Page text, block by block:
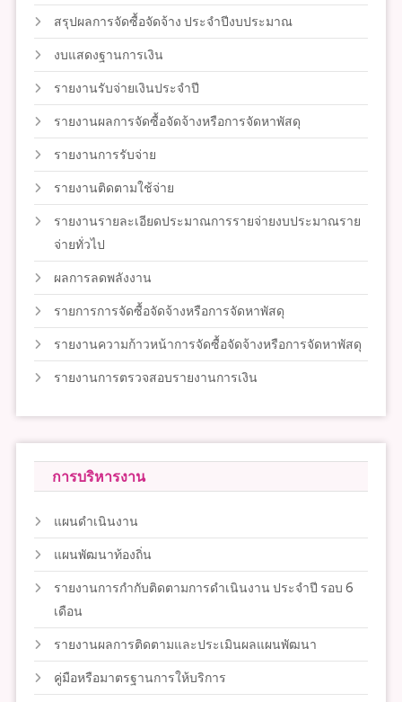
สรุปผลการจัดซื้อจัดจ้าง ประจำปีงบประมาณ
งบแสดงฐานการเงิน
รายงานรับจ่ายเงินประจำปี
รายงานผลการจัดซื้อจัดจ้างหรือการจัดหาพัสดุ
รายงานการรับจ่าย
รายงานติดตามใช้จ่าย
รายงานรายละเอียดประมาณการรายจ่ายงบประมาณราย
จ่ายทั่วไป
ผลการลดพลังงาน
รายการการจัดซื้อจัดจ้างหรือการจัดหาพัสดุ
รายงานความก้าวหน้าการจัดซื้อจัดจ้างหรือการจัดหาพัสดุ
รายงานการตรวจสอบรายงานการเงิน
การบริหารงาน
แผนดำเนินงาน
แผนพัฒนาท้องถิ่น
รายงานการกำกับติดตามการดำเนินงาน ประจำปี รอบ 6
เดือน
รายงานผลการติดตามและประเมินผลแผนพัฒนา
คู่มือหรือมาตรฐานการให้บริการ